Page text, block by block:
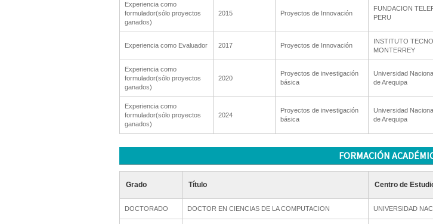
Experiencia como
formulador(sólo proyectos
ganados)
2015 Proyectos de Innovación
FUNDACION
PERU
Experiencia como Evaluador 2017 Proyectos de Innovación
INSTITUTO
MONTERREY
Experiencia como
formulador(sólo proyectos
ganados)
2020
Proyectos de investigación
básica
Universidad
de Arequipa
Experiencia como
formulador(sólo proyectos
ganados)
2024
Proyectos de investigación
básica
Universidad
de Arequipa
FORMACIÓN
Grado Título Centro de
DOCTORADO DOCTOR EN CIENCIAS DE LA COMPUTACION UNIVERSIDAD